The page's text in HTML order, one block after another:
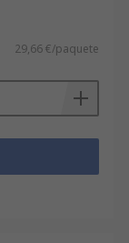
29,66 €/paquete